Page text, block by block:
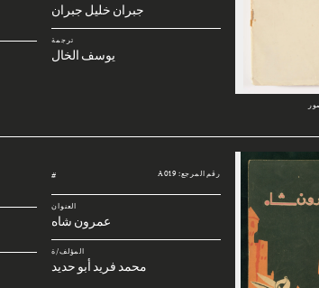
جبران خليل جبران
ترجمة
يوسف الخال
رقم المرجع: A019 #
العنوان
عمرون شاه
المؤلف/ة
محمد فريد أبو حديد